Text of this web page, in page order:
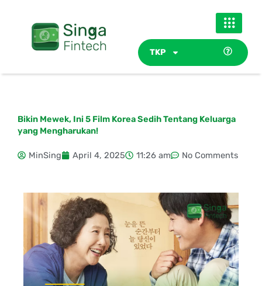
TKP
Bikin Mewek, Ini 5 Film Korea Sedih Tentang Keluarga
yang Mengharukan!
MinSing April 4, 2025 11:26 am No Comments